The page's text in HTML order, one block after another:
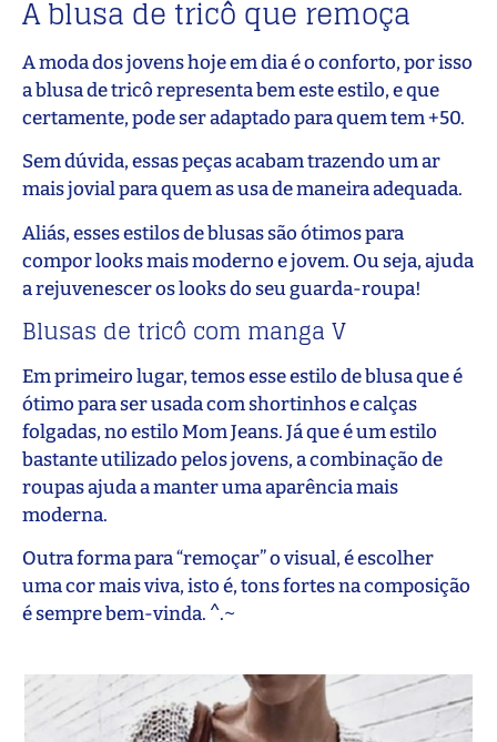
A blusa de tricô que remoça
A moda dos jovens hoje em dia é o conforto, por isso
a blusa de tricô representa bem este estilo, e que
certamente, pode ser adaptado para quem tem +50.
Sem dúvida, essas peças acabam trazendo um ar
mais jovial para quem as usa de maneira adequada.
Aliás, esses estilos de blusas são ótimos para
compor looks mais moderno e jovem. Ou seja, ajuda
a rejuvenescer os looks do seu guarda-roupa!
Blusas de tricô com manga V
Em primeiro lugar, temos esse estilo de blusa que é
ótimo para ser usada com shortinhos e calças
folgadas, no estilo Mom Jeans. Já que é um estilo
bastante utilizado pelos jovens, a combinação de
roupas ajuda a manter uma aparência mais
moderna.
Outra forma para “remoçar” o visual, é escolher
uma cor mais viva, isto é, tons fortes na composição
é sempre bem-vinda. ^.~